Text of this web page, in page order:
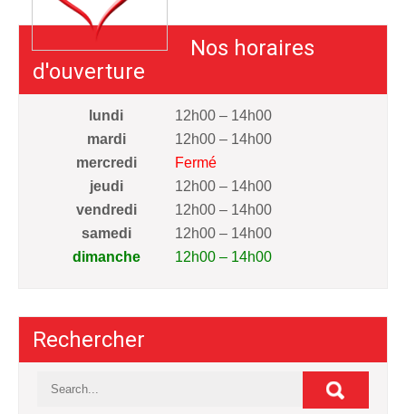
Nos horaires
d'ouverture
lundi
12h00 – 14h00
mardi
12h00 – 14h00
mercredi
Fermé
jeudi
12h00 – 14h00
vendredi
12h00 – 14h00
samedi
12h00 – 14h00
dimanche
12h00 – 14h00
Rechercher